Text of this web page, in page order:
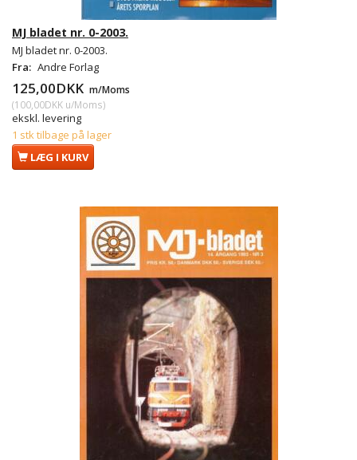
MJ bladet nr. 0-2003.
MJ bladet nr. 0-2003.
Fra: Andre Forlag
125,00DKK m/Moms
(100,00DKK u/Moms)
ekskl. levering
1 stk tilbage på lager
LÆG I KURV